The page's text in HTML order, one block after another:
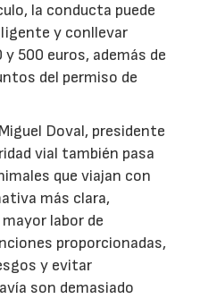
la conducta puede
y conllevar
500 euros, además de
del permiso de
Doval, presidente
vial también pasa
que viajan con
más clara,
labor de
proporcionadas,
y evitar
son demasiado